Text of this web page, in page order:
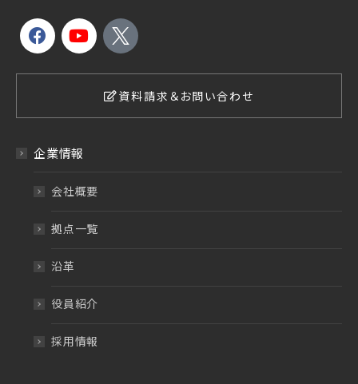
資料請求＆お問い合わせ
企業情報
会社概要
拠点一覧
沿革
役員紹介
採用情報